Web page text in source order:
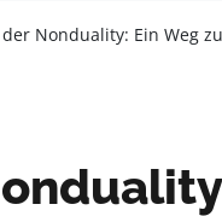
der Nonduality: Ein Weg